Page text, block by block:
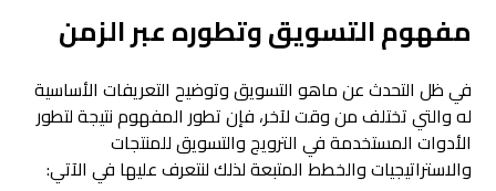
مفهوم التسويق وتطوره عبر الزمن
في ظل التحدث عن ماهو التسويق وتوضيح التعريفات الأساسية
له والتي تختلف من وقت لآخر، فإن تطور المفهوم نتيجة لتطور
الأدوات المستخدمة في الترويج والتسويق للمنتجات
والاستراتيجيات والخطط المتبعة لذلك لنتعرف عليها في الآتي: